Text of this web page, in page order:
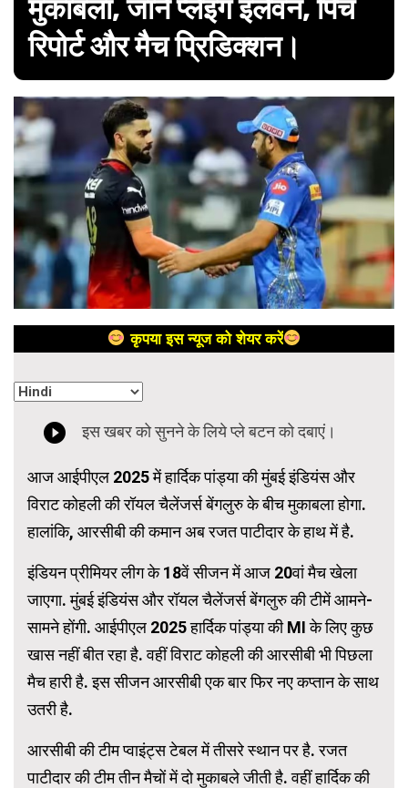
मुकाबला, जानें प्लेइंग इलेवन, पिच
रिपोर्ट और मैच प्रिडिक्शन।
कृपया इस न्यूज को शेयर करें
आज आईपीएल 2025 में हार्दिक पांड्या की मुंबई इंडियंस और
विराट कोहली की रॉयल चैलेंजर्स बेंगलुरु के बीच मुकाबला होगा.
हालांकि, आरसीबी की कमान अब रजत पाटीदार के हाथ में है.
इंडियन प्रीमियर लीग के 18वें सीजन में आज 20वां मैच खेला
जाएगा. मुंबई इंडियंस और रॉयल चैलेंजर्स बेंगलुरु की टीमें आमने-
सामने होंगी. आईपीएल 2025 हार्दिक पांड्या की MI के लिए कुछ
खास नहीं बीत रहा है. वहीं विराट कोहली की आरसीबी भी पिछला
मैच हारी है. इस सीजन आरसीबी एक बार फिर नए कप्तान के साथ
उतरी है.
आरसीबी की टीम प्वाइंट्स टेबल में तीसरे स्थान पर है. रजत
पाटीदार की टीम तीन मैचों में दो मुकाबले जीती है. वहीं हार्दिक की